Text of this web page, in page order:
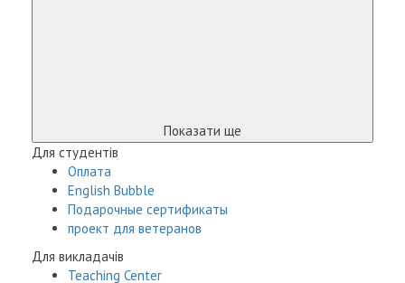
Показати ще
Для студентів
Оплата
English Bubble
Подарочные сертификаты
проект для ветеранов
Для викладачів
Teaching Center